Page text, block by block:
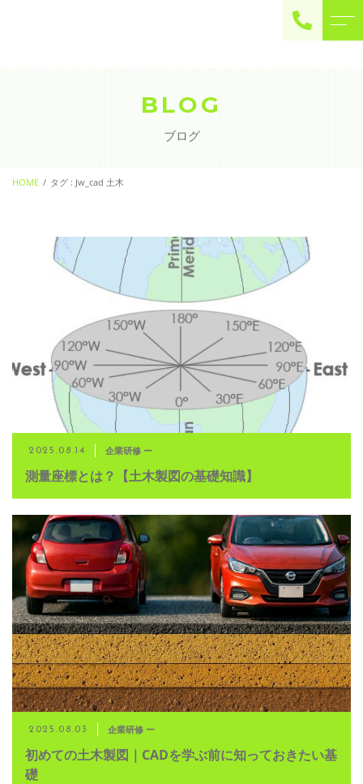
BLOG
ブログ
HOME タグ : Jw_cad 土木
2025.08.14 企業研修 ー
測量座標とは？【土木製図の基礎知識】
2025.08.03 企業研修 ー
初めての土木製図｜CADを学ぶ前に知っておきたい基
礎